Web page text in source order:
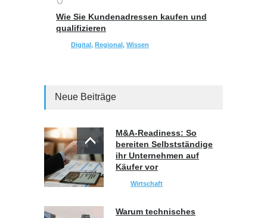
Wie Sie Kundenadressen kaufen und
qualifizieren
Digital, Regional, Wissen
Neue Beiträge
M&A-Readiness: So
bereiten Selbstständige
ihr Unternehmen auf
Käufer vor
Wirtschaft
Warum technisches